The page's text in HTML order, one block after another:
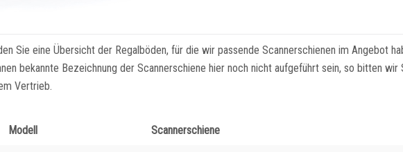
Sie eine Übersicht der Regalböden, für die wir passende Scannerschienen im Angebot
bekannte Bezeichnung der Scannerschiene hier noch nicht aufgeführt sein, so bitten wir
Vertrieb.
Modell Scannerschiene